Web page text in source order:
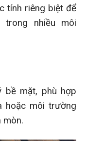
tính riêng biệt để
nhiều môi
bề mặt, phù hợp
hoặc môi trường
mòn.